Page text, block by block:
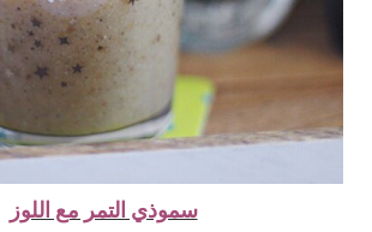
سموذي التمر مع اللوز